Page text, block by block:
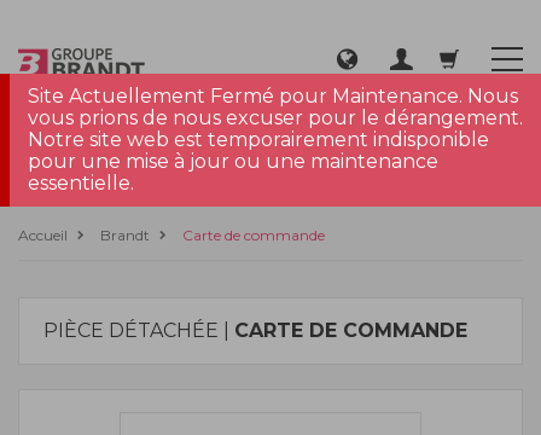
Site Actuellement Fermé pour Maintenance. Nous
vous prions de nous excuser pour le dérangement.
Notre site web est temporairement indisponible
pour une mise à jour ou une maintenance
essentielle.
Accueil Brandt Carte de commande
PIÈCE DÉTACHÉE | CARTE DE COMMANDE